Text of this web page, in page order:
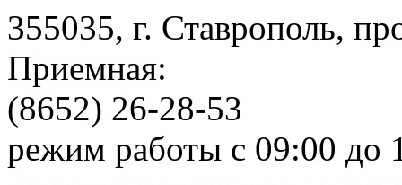
355035, г. Ставрополь,
Приемная:
(8652) 26-28-53
режим работы с 09:00 до